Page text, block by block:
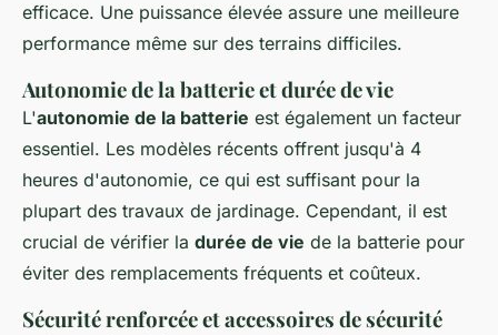
efficace. Une puissance élevée assure une meilleure
performance même sur des terrains difficiles.
Autonomie de la batterie et durée de vie
L'autonomie de la batterie est également un facteur
essentiel. Les modèles récents offrent jusqu'à 4
heures d'autonomie, ce qui est suffisant pour la
plupart des travaux de jardinage. Cependant, il est
crucial de vérifier la durée de vie de la batterie pour
éviter des remplacements fréquents et coûteux.
Sécurité renforcée et accessoires de sécurité